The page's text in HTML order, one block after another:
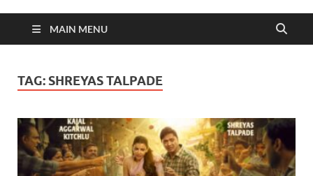
MAIN MENU
TAG: SHREYAS TALPADE